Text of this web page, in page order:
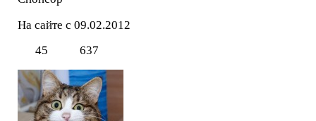
На сайте с 09.02.2012
45
637